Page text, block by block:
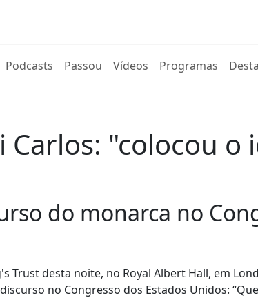
Podcasts Passou Vídeos Programas
Carlos: "colocou
do monarca no
desta noite, no Royal Albert Hall, em
no Congresso dos Estados Unidos: